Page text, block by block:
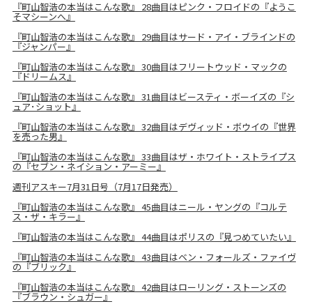
『町山智浩の本当はこんな歌』 28曲目はピンク・フロイドの『ようこ
そマシーンへ』
『町山智浩の本当はこんな歌』 29曲目はサード・アイ・ブラインドの
『ジャンパー』
『町山智浩の本当はこんな歌』 30曲目はフリートウッド・マックの
『ドリームス』
『町山智浩の本当はこんな歌』 31曲目はビースティ・ボーイズの『シ
ュア･ショット』
『町山智浩の本当はこんな歌』 32曲目はデヴィッド・ボウイの『世界
を売った男』
『町山智浩の本当はこんな歌』 33曲目はザ・ホワイト・ストライプス
の『セブン・ネイション・アーミー』
週刊アスキー7月31日号（7月17日発売）
『町山智浩の本当はこんな歌』 45曲目はニール・ヤングの『コルテ
ス・ザ・キラー』
『町山智浩の本当はこんな歌』 44曲目はポリスの『見つめていたい』
『町山智浩の本当はこんな歌』 43曲目はベン・フォールズ・ファイヴ
の『ブリック』
『町山智浩の本当はこんな歌』 42曲目はローリング・ストーンズの
『ブラウン・シュガー』